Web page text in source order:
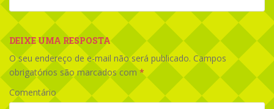
DEIXE UMA RESPOSTA
O seu endereço de e-mail não será publicado. Campos
obrigatórios são marcados com*
Comentário